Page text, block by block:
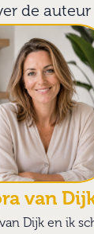
de auteur
van
Dijk en ik